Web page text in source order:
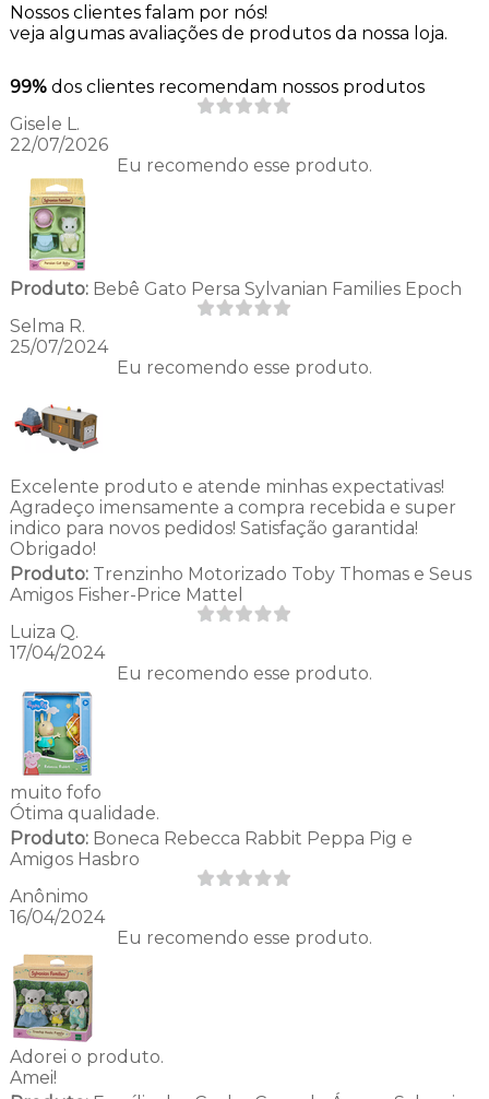
Nossos clientes falam por nós!
veja algumas avaliações de produtos da nossa loja.
99% dos clientes recomendam nossos produtos
Gisele L.
22/07/2026
Eu recomendo esse produto.
Produto:Bebê Gato Persa Sylvanian Families Epoch
Selma R.
25/07/2024
Eu recomendo esse produto.
Excelente produto e atende minhas expectativas!
Agradeço imensamente a compra recebida e super
indico para novos pedidos! Satisfação garantida!
Obrigado!
Produto:Trenzinho Motorizado Toby Thomas e Seus
Amigos Fisher-Price Mattel
Luiza Q.
17/04/2024
Eu recomendo esse produto.
muito fofo
Ótima qualidade.
Produto:Boneca Rebecca Rabbit Peppa Pig e
Amigos Hasbro
Anônimo
16/04/2024
Eu recomendo esse produto.
Adorei o produto.
Amei!